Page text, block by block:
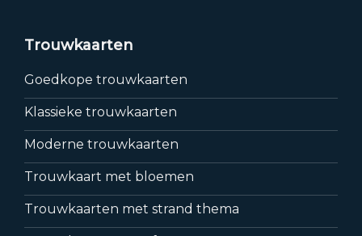
Trouwkaarten
Goedkope trouwkaarten
Klassieke trouwkaarten
Moderne trouwkaarten
Trouwkaart met bloemen
Trouwkaarten met strand thema